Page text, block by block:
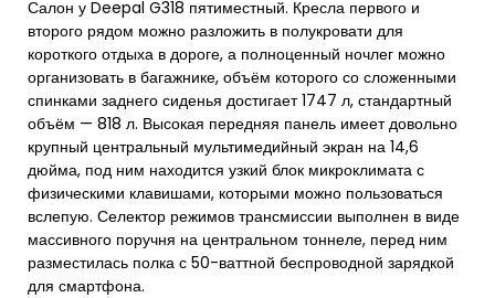
Салон у Deepal G318 пятиместный. Кресла первого и
второго рядом можно разложить в полукровати для
короткого отдыха в дороге, а полноценный ночлег можно
организовать в багажнике, объём которого со сложенными
спинками заднего сиденья достигает 1747 л, стандартный
объём — 818 л. Высокая передняя панель имеет довольно
крупный центральный мультимедийный экран на 14,6
дюйма, под ним находится узкий блок микроклимата с
физическими клавишами, которыми можно пользоваться
вслепую. Селектор режимов трансмиссии выполнен в виде
массивного поручня на центральном тоннеле, перед ним
разместилась полка с 50-ваттной беспроводной зарядкой
для смартфона.